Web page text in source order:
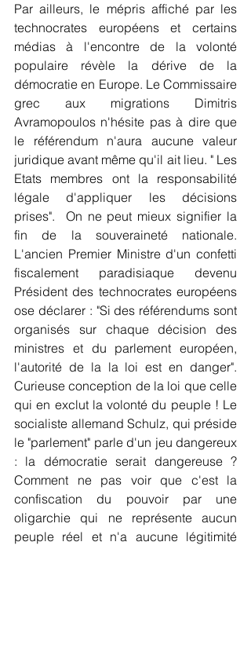
Par ailleurs, le mépris affiché par les
technocrates européens et certains
médias à l'encontre de la volonté
populaire révèle la dérive de la
démocratie en Europe. Le Commissaire
grec aux migrations Dimitris
Avramopoulos n'hésite pas à dire que
le référendum n'aura aucune valeur
juridique avant même qu'il ait lieu. " Les
Etats membres ont la responsabilité
légale d'appliquer les décisions
prises".  On ne peut mieux signifier la
fin de la souveraineté nationale.
L'ancien Premier Ministre d'un confetti
fiscalement paradisiaque devenu
Président des technocrates européens
ose déclarer : "Si des référendums sont
organisés sur chaque décision des
ministres et du parlement européen,
l'autorité de la la loi est en danger".
Curieuse conception de la loi que celle
qui en exclut la volonté du peuple ! Le
socialiste allemand Schulz, qui préside
le "parlement" parle d'un jeu dangereux
: la démocratie serait dangereuse ?
Comment ne pas voir que c'est la
confiscation du pouvoir par une
oligarchie qui ne représente aucun
peuple réel et n'a aucune légitimité